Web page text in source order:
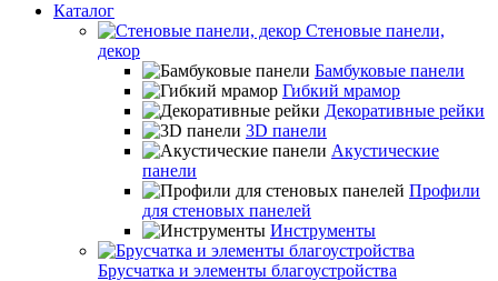
Каталог
Стеновые панели,
декор
Бамбуковые панели
Гибкий мрамор
Декоративные рейки
3D панели
Акустические
панели
Профили
для стеновых панелей
Инструменты
Брусчатка и элементы благоустройства